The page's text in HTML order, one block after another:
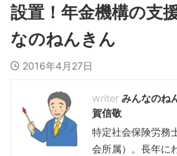
設置！年金機構の支
なのねんきん
2016年4月27日
みんなのね
賀信敬
特定社会保険労務
会所属）。長年に